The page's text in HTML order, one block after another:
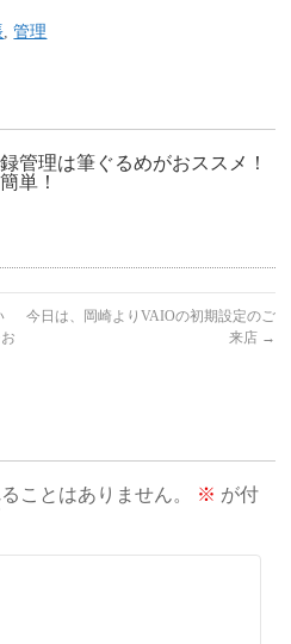
,管理
管理は筆ぐるめがおススメ！
単！
今日は、岡崎よりVAIOの初期設定のご
来店 →
ことはありません。 ※ が付